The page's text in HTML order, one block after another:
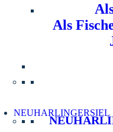
Als
NEUHARLINGERSIEL